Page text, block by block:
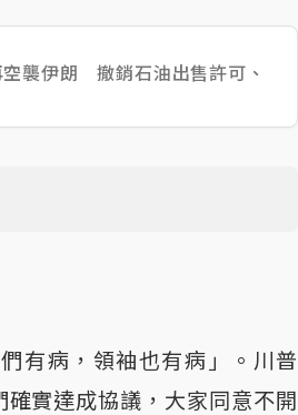
襲伊朗 撤銷石油出售許可、
有病，領袖也有病」。川普
實達成協議，大家同意不開